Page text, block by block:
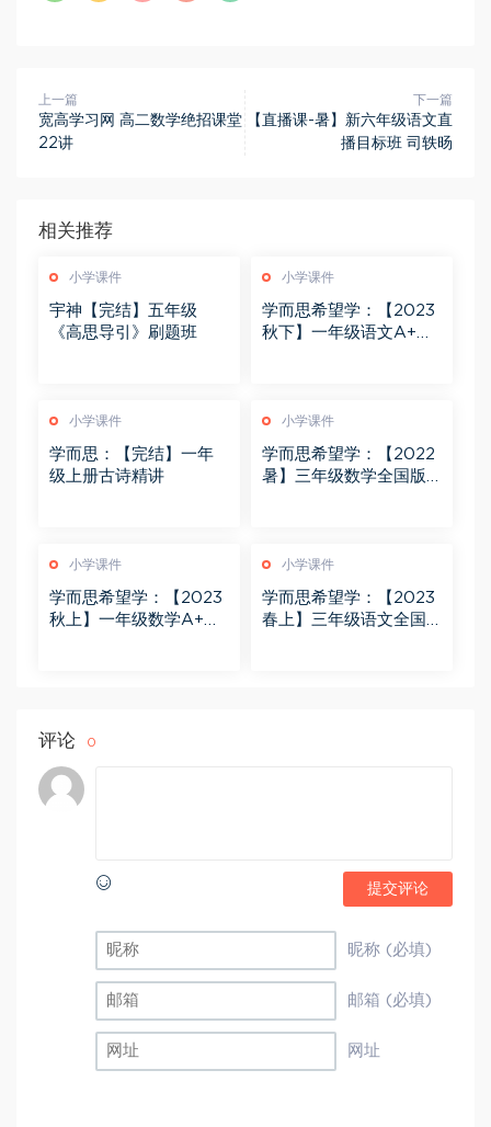
上一篇
宽高学习网 高二数学绝招课堂
22讲
下一篇
【直播课-暑】新六年级语文直
播目标班 司轶旸
相关推荐
小学课件
宇神【完结】五年级
《高思导引》刷题班
小学课件
学而思希望学：【2023
秋下】一年级语文A+班
小学课件
学而思：【完结】一年
级上册古诗精讲
小学课件
学而思希望学：【2022
暑】三年级数学全国版A
小学课件
学而思希望学：【2023
秋上】一年级数学A+班
小学课件
学而思希望学：【2023
春上】三年级语文全国
评论 0
提交评论
昵称 (必填)
邮箱 (必填)
网址